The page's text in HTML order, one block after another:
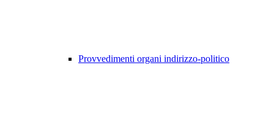
Provvedimenti organi indirizzo-politico